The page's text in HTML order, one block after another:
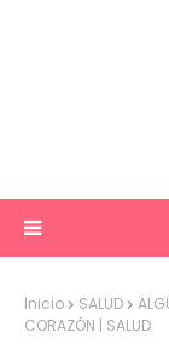
Inicio SALUD
CORAZÓN | SALUD